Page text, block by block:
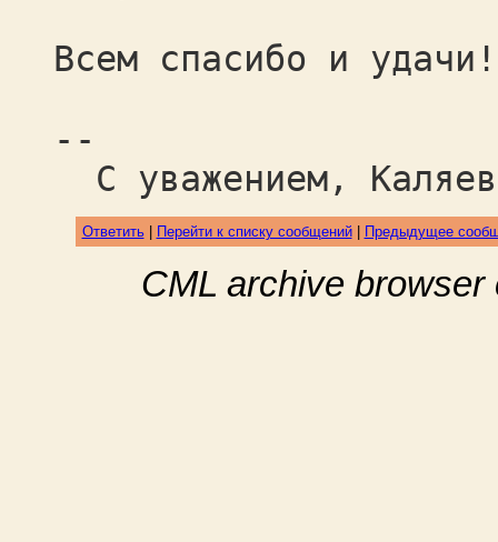
Всем спасибо и удачи!
--
С уважением,
Ответить| Перейти к списку сообщений| Предыдущее
CML archive